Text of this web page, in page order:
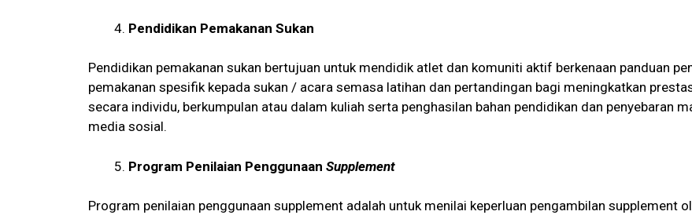
Pendidikan Pemakanan Sukan
Pendidikan pemakanan sukan bertujuan untuk mendidik atlet dan komuniti aktif berkenaan panduan
pemakanan spesifik kepada sukan / acara semasa latihan dan pertandingan bagi meningkatkan
secara individu, berkumpulan atau dalam kuliah serta penghasilan bahan pendidikan dan penyebaran
media sosial.
Program Penilaian Penggunaan Supplement
Program penilaian penggunaan supplement adalah untuk menilai keperluan pengambilan supplement